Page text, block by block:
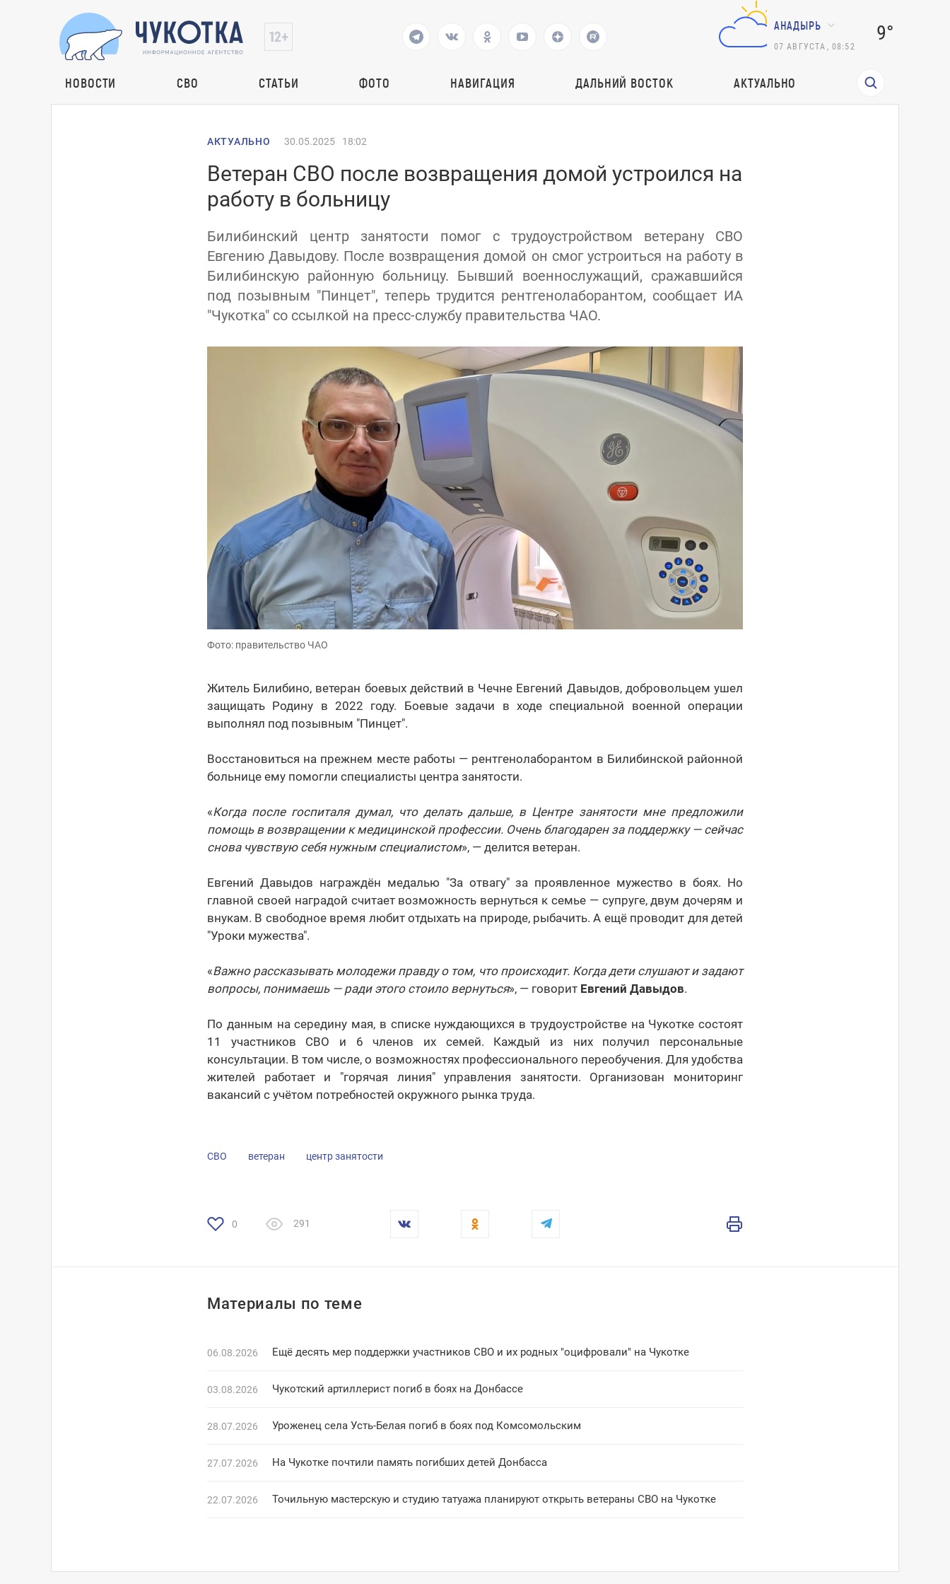
АНАДЫРЬ
07 АВГУСТА 08:52
9°
НОВОСТИ СВО СТАТЬИ ФОТО НАВИГАЦИЯ ДАЛЬНИЙ ВОСТОК АКТУАЛЬНО
АКТУАЛЬНО 30.05.2025 18:02
Ветеран СВО после возвращения домой устроился на
работу в больницу
Билибинский центр занятости помог с трудоустройством ветерану СВО
Евгению Давыдову. После возвращения домой он смог устроиться на работу в
Билибинскую районную больницу. Бывший военнослужащий, сражавшийся
под позывным "Пинцет", теперь трудится рентгенолаборантом, сообщает ИА
"Чукотка" со ссылкой на пресс-службу правительства ЧАО.
Фото: правительство ЧАО
Житель Билибино, ветеран боевых действий в Чечне Евгений Давыдов, добровольцем ушел
защищать Родину в 2022 году. Боевые задачи в ходе специальной военной операции
выполнял под позывным "Пинцет".
Восстановиться на прежнем месте работы — рентгенолаборантом в Билибинской районной
больнице ему помогли специалисты центра занятости.
«Когда после госпиталя думал, что делать дальше, в Центре занятости мне предложили
помощь в возвращении к медицинской профессии. Очень благодарен за поддержку — сейчас
снова чувствую себя нужным специалистом», — делится ветеран.
Евгений Давыдов награждён медалью "За отвагу" за проявленное мужество в боях. Но
главной своей наградой считает возможность вернуться к семье — супруге, двум дочерям и
внукам. В свободное время любит отдыхать на природе, рыбачить. А ещё проводит для детей
"Уроки мужества".
«Важно рассказывать молодежи правду о том, что происходит. Когда дети слушают и задают
вопросы, понимаешь — ради этого стоило вернуться», — говорит Евгений Давыдов.
По данным на середину мая, в списке нуждающихся в трудоустройстве на Чукотке состоят
11 участников СВО и 6 членов их семей. Каждый из них получил персональные
консультации. В том числе, о возможностях профессионального переобучения. Для удобства
жителей работает и "горячая линия" управления занятости. Организован мониторинг
вакансий с учётом потребностей окружного рынка труда.
СВО ветеран центр занятости
0 291
Материалы по теме
06.08.2026 Ещё десять мер поддержки участников СВО и их родных "оцифровали" на Чукотке
03.08.2026 Чукотский артиллерист погиб в боях на Донбассе
28.07.2026 Уроженец села Усть-Белая погиб в боях под Комсомольским
27.07.2026 На Чукотке почтили память погибших детей Донбасса
22.07.2026 Точильную мастерскую и студию татуажа планируют открыть ветераны СВО на Чукотке